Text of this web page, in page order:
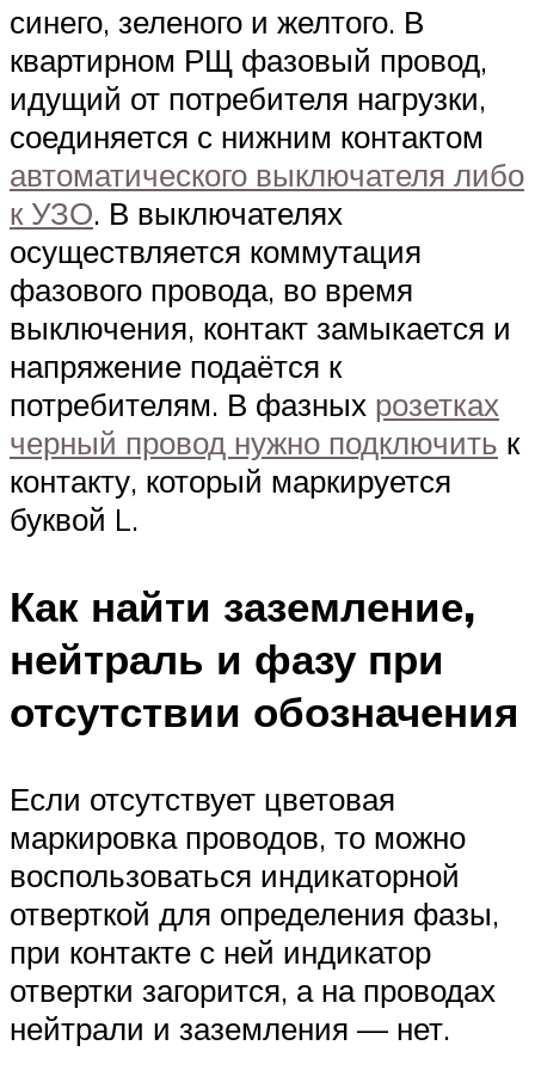
синего, зеленого и желтого. В
квартирном РЩ фазовый провод,
идущий от потребителя нагрузки,
соединяется с нижним контактом
автоматического выключателя либо
к УЗО. В выключателях
осуществляется коммутация
фазового провода, во время
выключения, контакт замыкается и
напряжение подаётся к
потребителям. В фазных розетках
черный провод нужно подключить к
контакту, который маркируется
буквой L.
Как найти заземление,
нейтраль и фазу при
отсутствии обозначения
Если отсутствует цветовая
маркировка проводов, то можно
воспользоваться индикаторной
отверткой для определения фазы,
при контакте с ней индикатор
отвертки загорится, а на проводах
нейтрали и заземления — нет.